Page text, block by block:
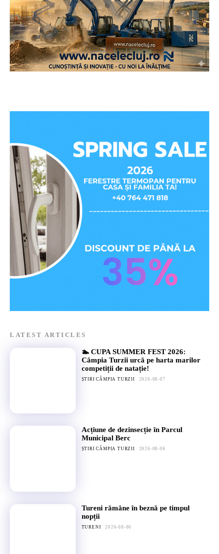
LATEST ARTICLES
🏊 CUPA SUMMER FEST 2026:
Câmpia Turzii urcă pe harta marilor
competiții de natație!
ȘTIRI CÂMPIA TURZII 2026-08-07
Acțiune de dezinsecție în Parcul
Municipal Berc
ȘTIRI CÂMPIA TURZII 2026-08-06
Tureni rămâne în beznă pe timpul
nopții
TURENI 2026-08-06